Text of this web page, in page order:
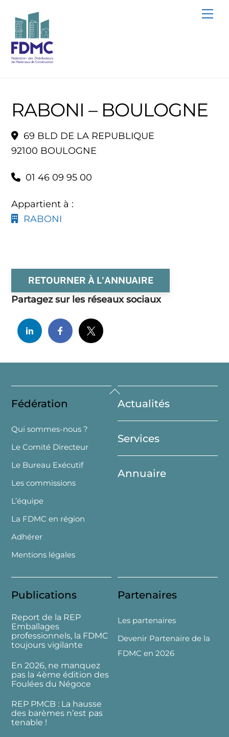
content
RABONI – BOULOGNE
69 BLD DE LA REPUBLIQUE
92100 BOULOGNE
01 46 09 95 00
Appartient à :
RABONI
RETOURNER À L'ANNUAIRE
Partagez sur les réseaux sociaux
Back
To
Top
Fédération
Qui sommes-nous ?
Le Comité Directeur
Le Bureau Exécutif
Les commissions
L’équipe
La FDMC en région
Adhérer
Mentions légales
Actualités
Services
Annuaire
Publications
Report de la REP
Emballages
professionnels, la FDMC
toujours vigilante
En 2026, ne manquez
pas la 4ème édition des
Foulées du Négoce
REP PMCB : La hausse
des barèmes n’est pas
tenable !
Partenaires
Les partenaires
Devenir Partenaire de la
FDMC en 2026